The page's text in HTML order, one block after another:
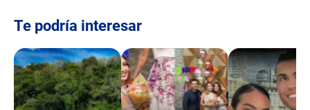
Te podría interesar